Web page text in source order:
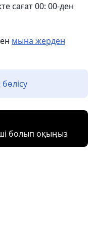
сағат 00: 00-ден
мына жерден
болып оқыңыз